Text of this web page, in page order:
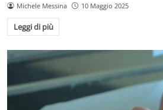
Michele Messina 10 Maggio 2025
Leggi di più